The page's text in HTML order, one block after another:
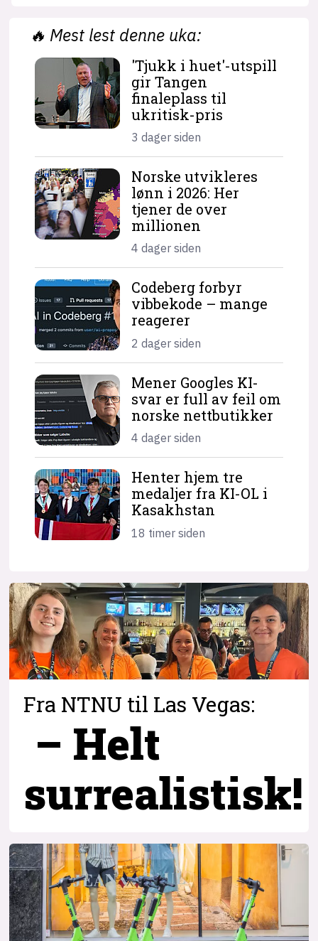
🔥 Mest lest denne uka:
'Tjukk i huet'-utspill
gir Tangen
finaleplass til
ukritisk-pris
3 dager siden
Norske utvikleres
lønn i 2026: Her
tjener de over
millionen
4 dager siden
Codeberg forbyr
vibbekode – mange
reagerer
2 dager siden
Mener Googles KI-
svar er full av feil om
norske nettbutikker
4 dager siden
Henter hjem tre
medaljer fra KI-OL i
Kasakhstan
18 timer siden
Fra NTNU til Las Vegas:
– Helt
surrealistisk!